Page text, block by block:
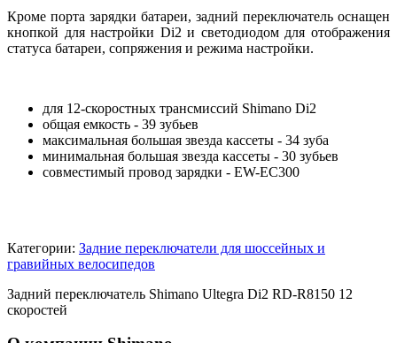
Кроме порта зарядки батареи, задний переключатель оснащен
кнопкой для настройки Di2 и светодиодом для отображения
статуса батареи, сопряжения и режима настройки.
для 12-скоростных трансмиссий Shimano Di2
общая емкость - 39 зубьев
максимальная большая звезда кассеты - 34 зуба
минимальная большая звезда кассеты - 30 зубьев
совместимый провод зарядки - EW-EC300
Категории: Задние переключатели для шоссейных и
гравийных велосипедов
Задний переключатель Shimano Ultegra Di2 RD-R8150 12
скоростей